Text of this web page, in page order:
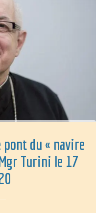
du « navire
Turini le 17